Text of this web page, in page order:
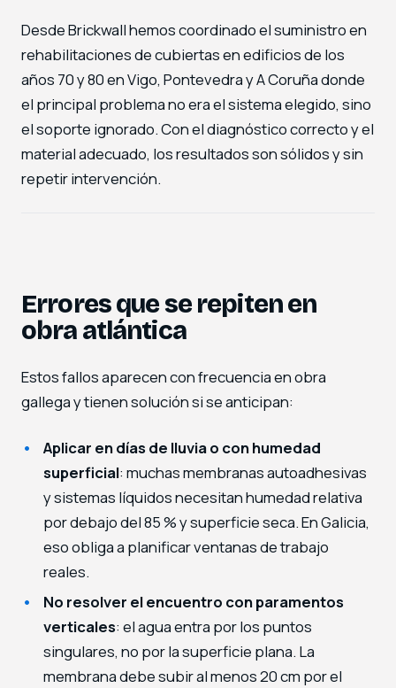
Desde Brickwall hemos coordinado el suministro en
rehabilitaciones de cubiertas en edificios de los
años 70 y 80 en Vigo, Pontevedra y A Coruña donde
el principal problema no era el sistema elegido, sino
el soporte ignorado. Con el diagnóstico correcto y el
material adecuado, los resultados son sólidos y sin
repetir intervención.
Errores que se repiten en
obra atlántica
Estos fallos aparecen con frecuencia en obra
gallega y tienen solución si se anticipan:
Aplicar en días de lluvia o con humedad
superficial: muchas membranas autoadhesivas
y sistemas líquidos necesitan humedad relativa
por debajo del 85 % y superficie seca. En Galicia,
eso obliga a planificar ventanas de trabajo
reales.
No resolver el encuentro con paramentos
verticales: el agua entra por los puntos
singulares, no por la superficie plana. La
membrana debe subir al menos 20 cm por el